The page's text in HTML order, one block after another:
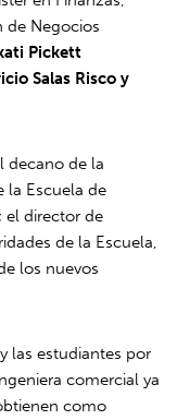
de Negocios
Pickett
Salas Risco y
decano de la
la Escuela de
; el director de
de la Escuela,
los nuevos
las estudiantes por
comercial ya
como